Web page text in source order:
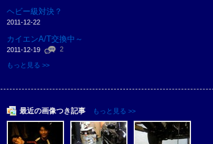
ヘビー級対決？
2011-12-22
カイエンA/T交換中～
2011-12-19 2
もっと見る >>
最近の画像つき記事 もっと見る >>